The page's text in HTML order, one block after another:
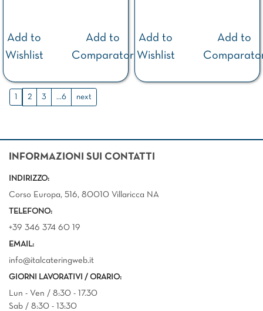
Add to
Wishlist
Add to
Comparator
Add to
Wishlist
Add to
1 2 3 ...6 next
INFORMAZIONI SUI CONTATTI
INDIRIZZO:
Corso Europa, 516, 80010 Villaricca NA
TELEFONO:
+39 346 374 60 19
EMAIL:
info@italcateringweb.it
GIORNI LAVORATIVI / ORARIO:
Lun - Ven / 8:30 - 17.30
Sab / 8:30 - 13:30